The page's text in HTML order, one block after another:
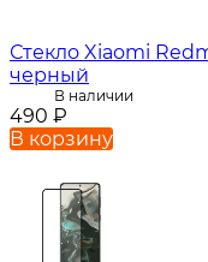
Стекло Xiaomi
черный
В наличии
490 ₽
В корзину